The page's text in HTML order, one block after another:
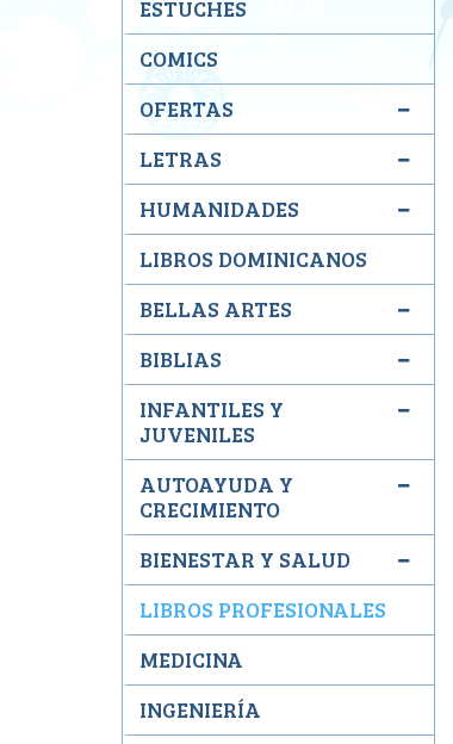
ESTUCHES
COMICS
OFERTAS
LETRAS
HUMANIDADES
LIBROS DOMINICANOS
BELLAS ARTES
BIBLIAS
INFANTILES Y
JUVENILES
AUTOAYUDA Y
CRECIMIENTO
BIENESTAR Y SALUD
LIBROS PROFESIONALES
MEDICINA
INGENIERÍA